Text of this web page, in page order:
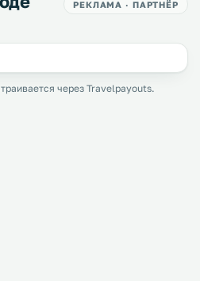
РЕКЛАМА · ПАРТНЁР
через Travelpayouts.